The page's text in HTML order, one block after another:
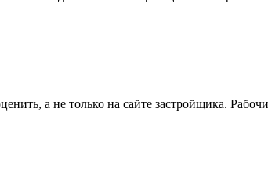
а не только на сайте застройщика.